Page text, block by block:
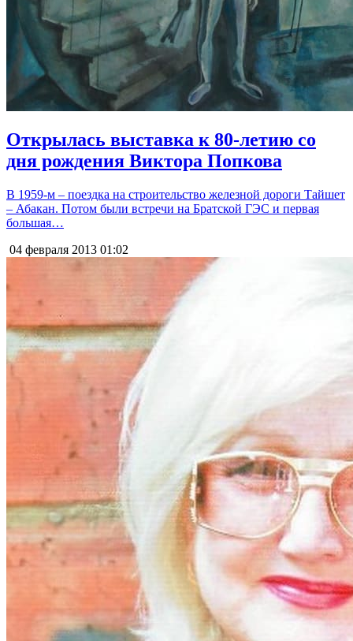
Открылась выставка к 80-летию со
дня рождения Виктора Попкова
В 1959-м – поездка на строительство железной дороги Тайшет
– Абакан. Потом были встречи на Братской ГЭС и первая
большая…
04 февраля 2013 01:02